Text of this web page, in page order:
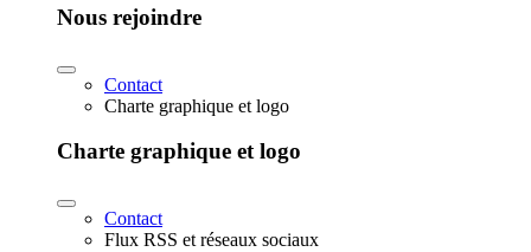
Nous rejoindre
Contact
Charte graphique et logo
Charte graphique et logo
Contact
Flux RSS et réseaux sociaux